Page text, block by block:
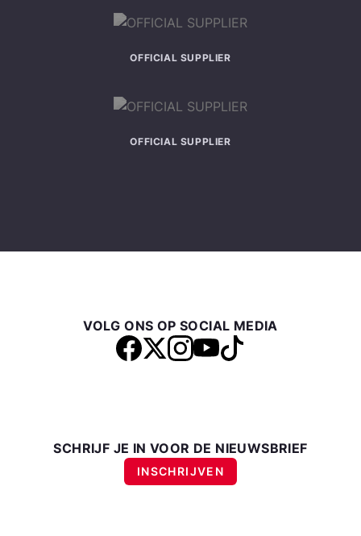
OFFICIAL SUPPLIER
OFFICIAL SUPPLIER
VOLG ONS OP SOCIAL MEDIA
SCHRIJF JE IN VOOR DE NIEUWSBRIEF
INSCHRIJVEN